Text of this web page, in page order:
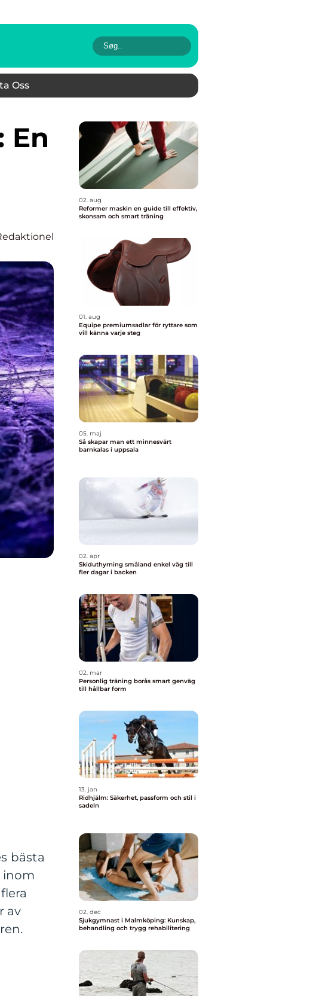
Oss
bästa
inom
av
02. aug
Reformer maskin en guide till effektiv,
skonsam och smart träning
01. aug
Equipe premiumsadlar för ryttare som
vill känna varje steg
05. maj
Så skapar man ett minnesvärt
barnkalas i uppsala
02. apr
Skiduthyrning småland enkel väg till
fler dagar i backen
02. mar
Personlig träning borås smart genväg
till hållbar form
13. jan
Ridhjälm: Säkerhet, passform och stil i
sadeln
02. dec
Sjukgymnast i Malmköping: Kunskap,
behandling och trygg rehabilitering